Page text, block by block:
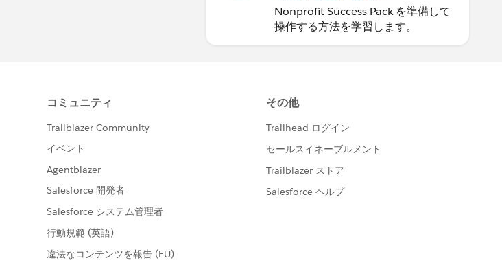
Nonprofit Success Pack を準備して
操作する方法を学習します。